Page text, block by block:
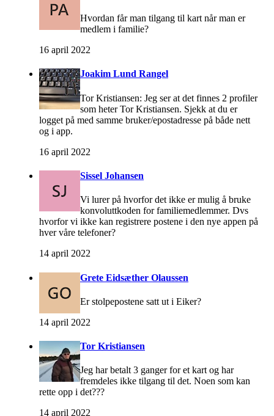
Hvordan får man tilgang til kart når man er
medlem i familie?
16 april 2022
Joakim Lund Rangel
Tor Kristiansen: Jeg ser at det finnes 2 profiler
som heter Tor Kristiansen. Sjekk at du er
logget på med samme bruker/epostadresse på både nett
og i app.
16 april 2022
Sissel Johansen
Vi lurer på hvorfor det ikke er mulig å bruke
konvoluttkoden for familiemedlemmer. Dvs
hvorfor vi ikke kan registrere postene i den nye appen på
hver våre telefoner?
14 april 2022
Grete Eidsæther Olaussen
Er stolpepostene satt ut i Eiker?
14 april 2022
Tor Kristiansen
Jeg har betalt 3 ganger for et kart og har
fremdeles ikke tilgang til det. Noen som kan
rette opp i det???
14 april 2022